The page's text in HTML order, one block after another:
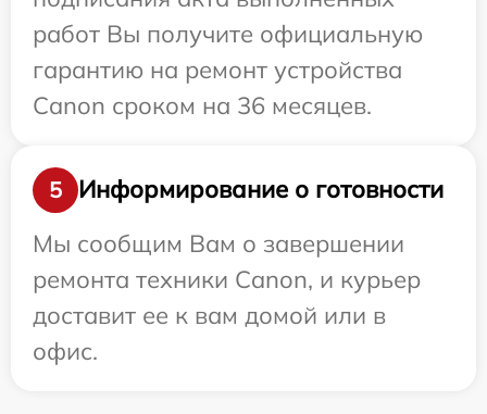
работ Вы получите официальную
гарантию на ремонт устройства
Canon сроком на 36 месяцев.
5
Информирование о готовности
Мы сообщим Вам о завершении
ремонта техники Canon, и курьер
доставит ее к вам домой или в
офис.